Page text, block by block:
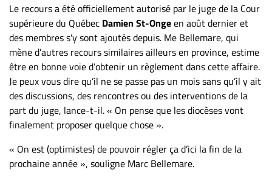
Publier
un
emploi
Publicité
Solutions de
recrutements
TROUVEZ-
NOUS
Nous
Le recours a été officiellement autorisé par le juge de la Cour
supérieure du Québec Damien St-Ongeen août dernier et
des membres s'y sont ajoutés depuis. Me Bellemare, qui
mène d’autres recours similaires ailleurs en province, estime
être en bonne voie d’obtenir un règlement dans cette affaire.
Je peux vous dire qu’il ne se passe pas un mois sans qu’il y ait
des discussions, des rencontres ou des interventions de la
part du juge, lance-t-il. « On pense que les diocèses vont
finalement proposer quelque chose ».
« On est (optimistes) de pouvoir régler ça d’ici la fin de la
prochaine année », souligne Marc Bellemare.